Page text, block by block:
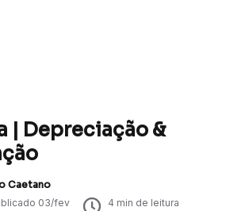
| Depreciação &
Caetano
03/fev 4 min de leitura